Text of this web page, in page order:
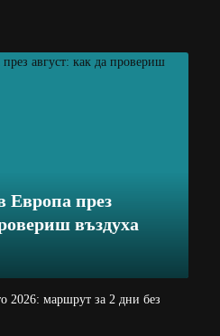
Европа през
въздуха
2026: маршрут за 2 дни без